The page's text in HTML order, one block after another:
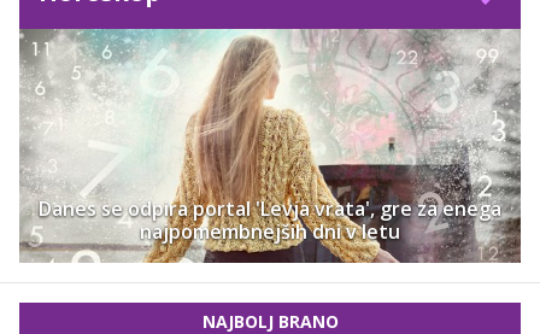
Danes se odpira portal 'Levja vrata', gre za enega
najpomembnejših dni v letu
NAJBOLJ BRANO